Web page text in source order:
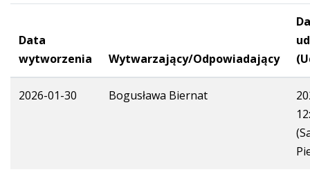
Data
wytworzenia
Wytwarzający/Odpowiadający
2026-01-30 Bogusława Biernat